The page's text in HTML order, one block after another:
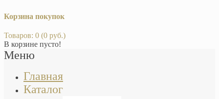
Корзина покупок
Товаров: 0 (0 руб.)
В корзине пусто!
Меню
Главная
Каталог